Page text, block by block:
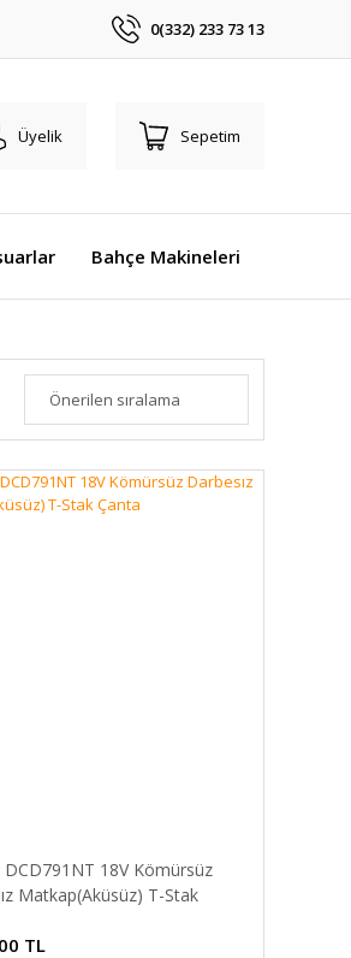
0(332) 233 73 13
Üyelik Sepetim
Bahçe Makineleri
18V Kömürsüz
Matkap(Aküsüz) T-Stak
TL